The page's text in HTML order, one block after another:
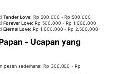
Tender Love: Rp 200.000 - Rp 500.000
Forever Love: Rp 500.000 - Rp 1.000.000
Eternal Love: Rp 1.000.000 - Rp 2.500.000
- Ucapan yang
pesan sederhana: Rp 300.000 - Rp